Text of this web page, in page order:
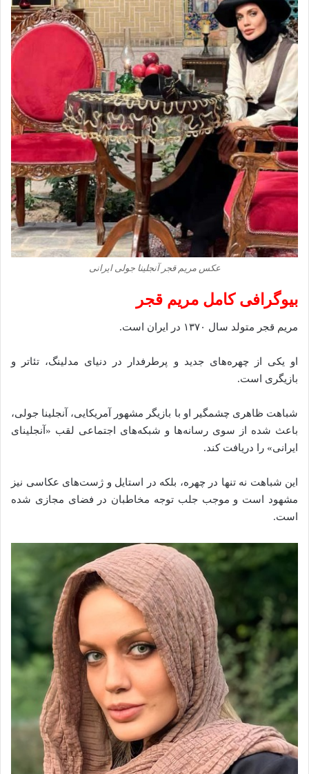
عکس مریم قجر آنجلینا جولی ایرانی
بیوگرافی کامل مریم قجر
مریم قجر متولد سال ۱۳۷۰ در ایران است.
او یکی از چهره‌های جدید و پرطرفدار در دنیای مدلینگ، تئاتر و
بازیگری است.
شباهت ظاهری چشمگیر او با بازیگر مشهور آمریکایی، آنجلینا جولی،
باعث شده از سوی رسانه‌ها و شبکه‌های اجتماعی لقب «آنجلینای
ایرانی» را دریافت کند.
این شباهت نه تنها در چهره، بلکه در استایل و ژست‌های عکاسی نیز
مشهود است و موجب جلب توجه مخاطبان در فضای مجازی شده
است.